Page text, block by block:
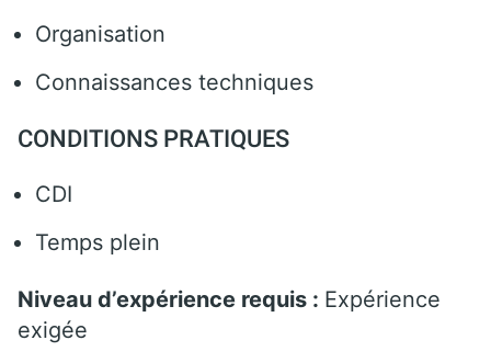
Organisation
Connaissances techniques
CONDITIONS PRATIQUES
CDI
Temps plein
Niveau d’expérience requis : Expérience
exigée